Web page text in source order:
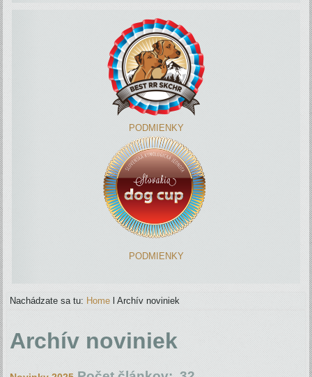
PODMIENKY
PODMIENKY
Nachádzate sa tu: Home lArchív noviniek
Archív noviniek